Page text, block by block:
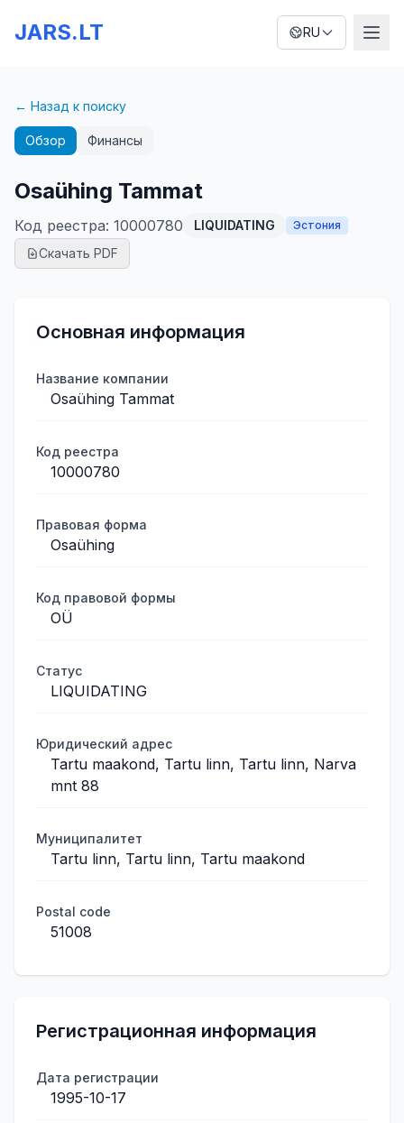
JARS.LT RU
← Назад к поиску
Обзор Финансы
Osaühing Tammat
Код реестра: 10000780 LIQUIDATING Эстония
Скачать PDF
Основная информация
Название компании
Osaühing Tammat
Код реестра
10000780
Правовая форма
Osaühing
Код правовой формы
OÜ
Статус
LIQUIDATING
Юридический адрес
Tartu maakond, Tartu linn, Tartu linn, Narva
mnt 88
Муниципалитет
Tartu linn, Tartu linn, Tartu maakond
Postal code
51008
Регистрационная информация
Дата регистрации
1995-10-17